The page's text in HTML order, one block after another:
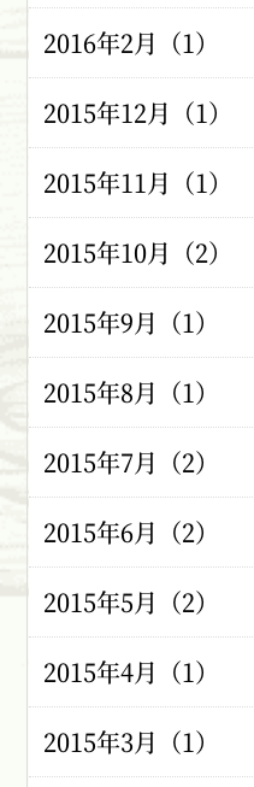
2016年2月（1）
2015年12月（1）
2015年11月（1）
2015年10月（2）
2015年9月（1）
2015年8月（1）
2015年7月（2）
2015年6月（2）
2015年5月（2）
2015年4月（1）
2015年3月（1）